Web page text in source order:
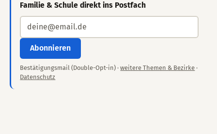
Familie & Schule direkt ins Postfach
Abonnieren
Bestätigungsmail (Double-Opt-in) ·weitere Themen & Bezirke ·
Datenschutz